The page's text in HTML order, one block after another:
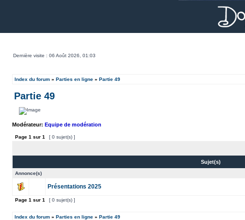
Dernière visite : 06 Août 2026, 01:03
Index du forum » Parties en ligne » Partie 49
Partie 49
Modérateur: Equipe de modération
Page 1 sur 1 [ 0 sujet(s) ]
Sujet(s)
Annonce(s)
Présentations 2025
Page 1 sur 1 [ 0 sujet(s) ]
Index du forum » Parties en ligne » Partie 49